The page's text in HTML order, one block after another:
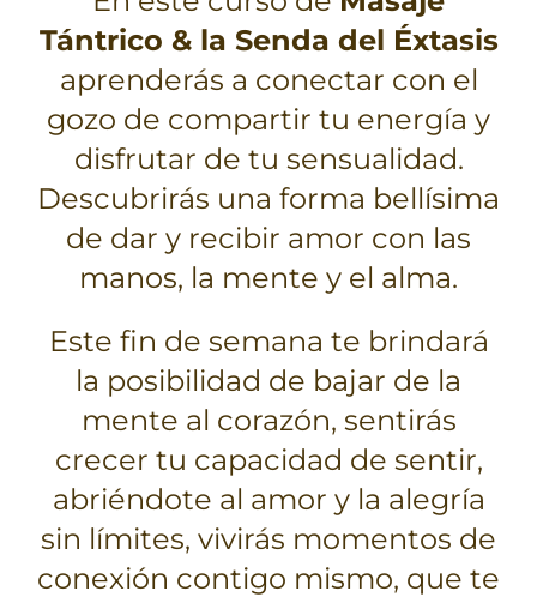
Tántrico & la Senda del Éxtasis
aprenderás a conectar con el
gozo de compartir tu energía y
disfrutar de tu sensualidad.
Descubrirás una forma bellísima
de dar y recibir amor con las
manos, la mente y el alma.
Este fin de semana te brindará
la posibilidad de bajar de la
mente al corazón, sentirás
crecer tu capacidad de sentir,
abriéndote al amor y la alegría
sin límites, vivirás momentos de
conexión contigo mismo, que te